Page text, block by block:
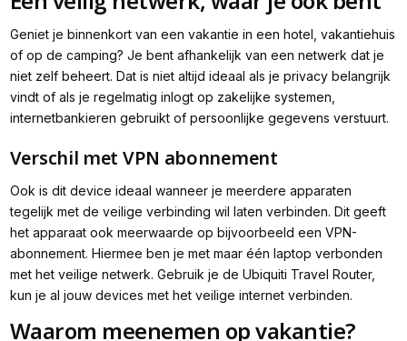
Geniet je binnenkort van een vakantie in een hotel, vakantiehuis
of op de camping? Je bent afhankelijk van een netwerk dat je
niet zelf beheert. Dat is niet altijd ideaal als je privacy belangrijk
vindt of als je regelmatig inlogt op zakelijke systemen,
internetbankieren gebruikt of persoonlijke gegevens verstuurt.
Verschil met VPN abonnement
Ook is dit device ideaal wanneer je meerdere apparaten
tegelijk met de veilige verbinding wil laten verbinden. Dit geeft
het apparaat ook meerwaarde op bijvoorbeeld een VPN-
abonnement. Hiermee ben je met maar één laptop verbonden
met het veilige netwerk. Gebruik je de Ubiquiti Travel Router,
kun je al jouw devices met het veilige internet verbinden.
Waarom meenemen op vakantie?